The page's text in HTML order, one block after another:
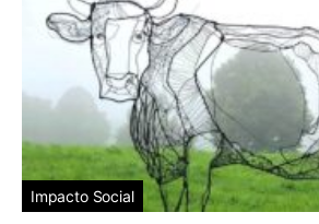
Impacto Social